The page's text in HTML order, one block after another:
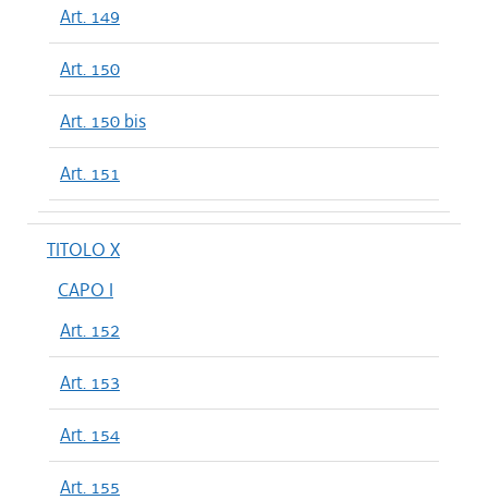
Art. 149
Art. 150
Art. 150 bis
Art. 151
TITOLO X
CAPO I
Art. 152
Art. 153
Art. 154
Art. 155